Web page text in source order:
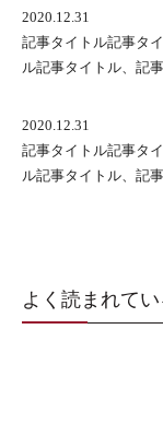
2020.12.31
記事タイトル記事タ
ル記事タイトル、記
2020.12.31
記事タイトル記事タ
ル記事タイトル、記
よく読まれて